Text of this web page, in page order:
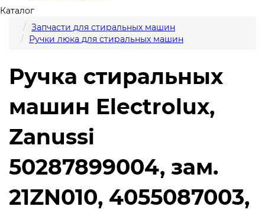
Каталог
Запчасти для стиральных машин
Ручки люка для стиральных машин
Ручка стиральных
машин Electrolux,
Zanussi
50287899004, зам.
21ZN010, 4055087003,